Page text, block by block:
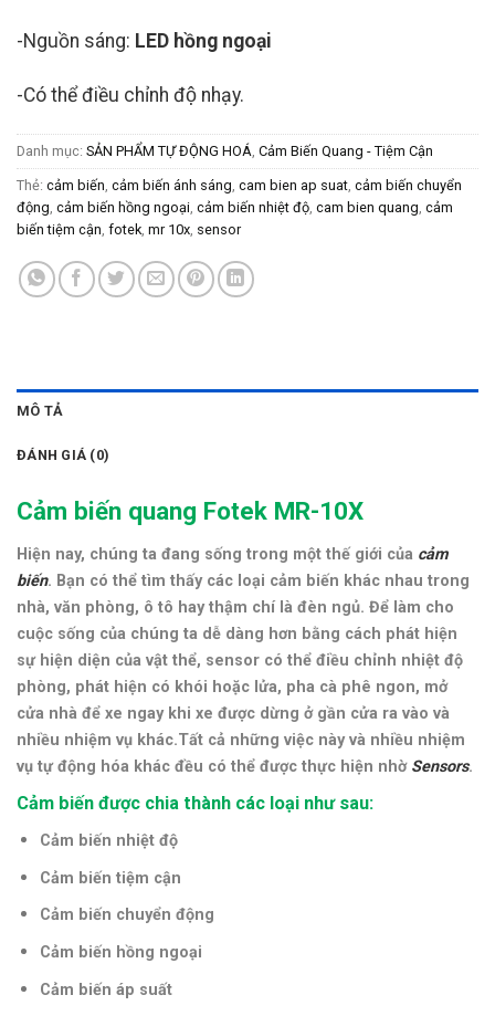
-Nguồn sáng: LED hồng ngoại
-Có thể điều chỉnh độ nhạy.
Danh mục: SẢN PHẨM TỰ ĐỘNG HOÁ Cảm Biến Quang - Tiệm Cận
Thẻ: cảm biến cảm biến ánh sáng cam bien ap suat cảm biến chuyển
động cảm biến hồng ngoại cảm biến nhiệt độ cam bien quang cảm
biến tiệm cận fotek mr 10x sensor
MÔ TẢ
ĐÁNH GIÁ (0)
Cảm biến quang Fotek MR-10X
Hiện nay, chúng ta đang sống trong một thế giới của cảm
biến. Bạn có thể tìm thấy các loại cảm biến khác nhau trong
nhà, văn phòng, ô tô hay thậm chí là đèn ngủ. Để làm cho
cuộc sống của chúng ta dễ dàng hơn bằng cách phát hiện
sự hiện diện của vật thể, sensor có thể điều chỉnh nhiệt độ
phòng, phát hiện có khói hoặc lửa, pha cà phê ngon, mở
cửa nhà để xe ngay khi xe được dừng ở gần cửa ra vào và
nhiều nhiệm vụ khác.Tất cả những việc này và nhiều nhiệm
vụ tự động hóa khác đều có thể được thực hiện nhờ Sensors.
Cảm biến được chia thành các loại như sau:
Cảm biến nhiệt độ
Cảm biến tiệm cận
Cảm biến chuyển động
Cảm biến hồng ngoại
Cảm biến áp suất